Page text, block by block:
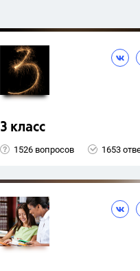
3 класс
1526 вопросов 1653